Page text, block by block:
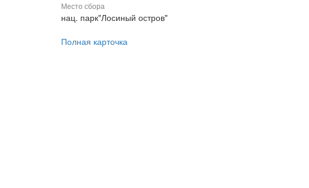
Место сбора
нац. парк"Лосиный остров"
Полная карточка